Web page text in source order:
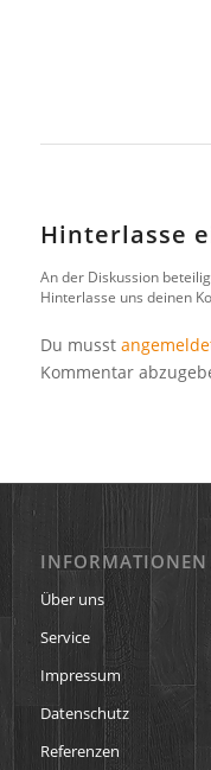
Hinterlasse
An der Diskussion
Hinterlasse uns deinen
Du musst
Kommentar
INFORMATIONEN
Über uns
Service
Impressum
Datenschutz
Referenzen